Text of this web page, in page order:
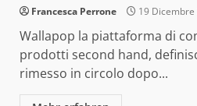
Francesca Perrone 19 Dicembre
Wallapop la piattaforma di
prodotti second hand,
rimesso in circolo dopo...